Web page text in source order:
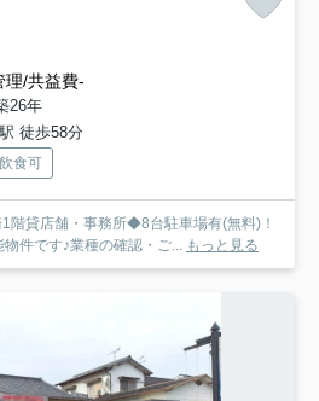
理/共益費-
26年
徒歩58分
食可
貸店舗・事務所◆8台駐車場有(無料)！
件です♪業種の確認・ご... もっと見る